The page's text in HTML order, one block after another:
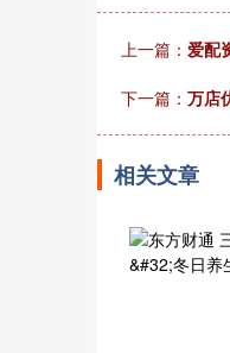
上一篇： 爱配
下一篇： 万店
相关文章